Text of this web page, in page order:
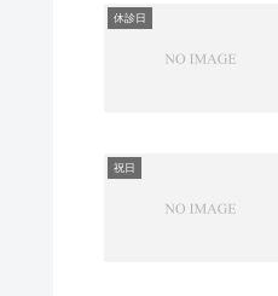
休診日
祝日